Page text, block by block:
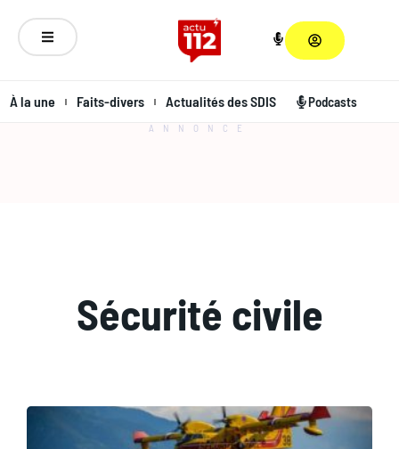
À la une Faits-divers Actualités des SDIS Podcasts
ANNONCE
Sécurité civile